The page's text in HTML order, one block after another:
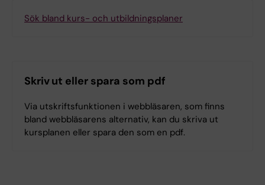
Sök bland kurs- och utbildningsplaner
Skriv ut eller spara som pdf
Via utskriftsfunktionen i webbläsaren, som finns
bland webbläsarens alternativ, kan du skriva ut
kursplanen eller spara den som en pdf.